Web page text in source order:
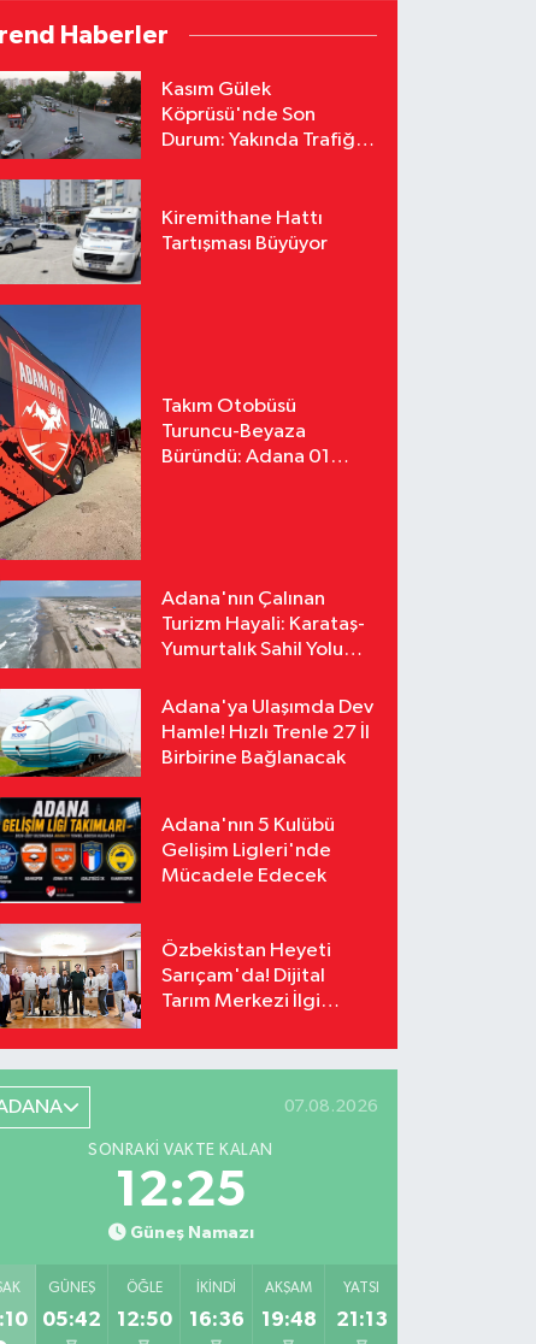
Haberler
Kasım Gülek
Köprüsü'nde Son
Durum: Yakında Trafiğe
Kiremithane Hattı
Tartışması Büyüyor
Takım Otobüsü
Turuncu-Beyaza
Büründü: Adana 01
Adana'nın Çalınan
Turizm Hayali: Karataş-
Yumurtalık Sahil Yolu
Adana'ya Ulaşımda Dev
Hamle! Hızlı Trenle 27 İl
Birbirine Bağlanacak
Adana'nın 5 Kulübü
Gelişim Ligleri'nde
Mücadele Edecek
Özbekistan Heyeti
Sarıçam'da! Dijital
Tarım Merkezi İlgi
07.08.2026
SONRAKI VAKTE KALAN
12:23
Güneş Namazı
GÜNEŞ
05:42
ÖĞLE
12:50
İKINDI
16:36
AKŞAM
19:48
YATSI
21:13